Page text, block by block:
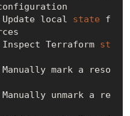
Update local
state f
Inspect Terraform
st